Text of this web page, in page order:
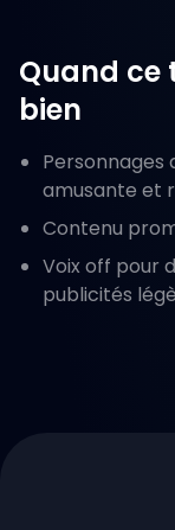
Quand ce
bien
Personnages
amusante et
Contenu
Voix off pour
publicités